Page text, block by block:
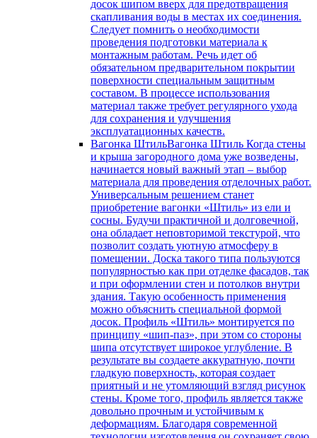
досок шипом вверх для предотвращения
скапливания воды в местах их соединения.
Следует помнить о необходимости
проведения подготовки материала к
монтажным работам. Речь идет об
обязательном предварительном покрытии
поверхности специальным защитным
составом. В процессе использования
материал также требует регулярного ухода
для сохранения и улучшения
эксплуатационных качеств.
Вагонка ШтильВагонка Штиль Когда стены
и крыша загородного дома уже возведены,
начинается новый важный этап – выбор
материала для проведения отделочных работ.
Универсальным решением станет
приобретение вагонки «Штиль» из ели и
сосны. Будучи практичной и долговечной,
она обладает неповторимой текстурой, что
позволит создать уютную атмосферу в
помещении. Доска такого типа пользуются
популярностью как при отделке фасадов, так
и при оформлении стен и потолков внутри
здания. Такую особенность применения
можно объяснить специальной формой
досок. Профиль «Штиль» монтируется по
принципу «шип-паз», при этом со стороны
шипа отсутствует широкое углубление. В
результате вы создаете аккуратную, почти
гладкую поверхность, которая создает
приятный и не утомляющий взгляд рисунок
стены. Кроме того, профиль является также
довольно прочным и устойчивым к
деформациям. Благодаря современной